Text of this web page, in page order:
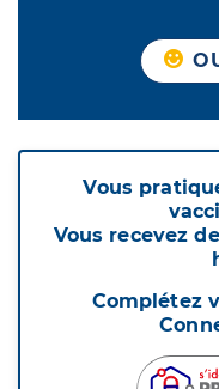
Vous
Vous recevez
Complétez